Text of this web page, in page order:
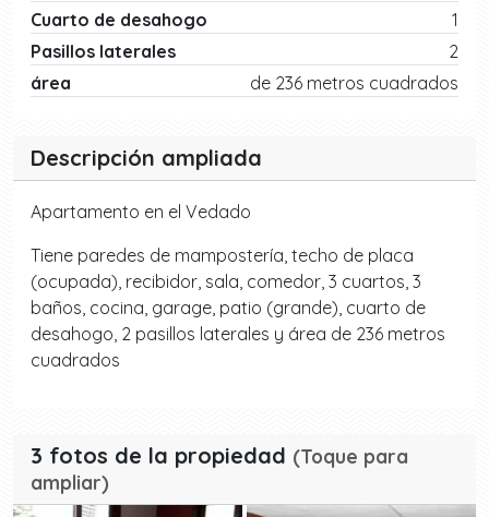
Cuarto de desahogo
1
Pasillos laterales
2
área
de 236 metros cuadrados
Descripción ampliada
Apartamento en el Vedado
Tiene paredes de mampostería, techo de placa
(ocupada), recibidor, sala, comedor, 3 cuartos, 3
baños, cocina, garage, patio (grande), cuarto de
desahogo, 2 pasillos laterales y área de 236 metros
cuadrados
3 fotos de la propiedad (Toque para
ampliar)